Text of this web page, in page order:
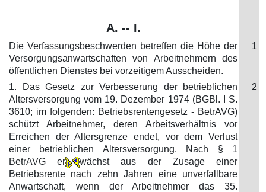
A. -- I.
Die Verfassungsbeschwerden betreffen die Höhe der
Versorgungsanwartschaften von Arbeitnehmern des
öffentlichen Dienstes bei vorzeitigem Ausscheiden.
1
1. Das Gesetz zur Verbesserung der betrieblichen
Altersversorgung vom 19. Dezember 1974 (BGBl. I S.
3610; im folgenden: Betriebsrentengesetz - BetrAVG)
schützt Arbeitnehmer, deren Arbeitsverhältnis vor
Erreichen der Altersgrenze endet, vor dem Verlust
einer betrieblichen Altersversorgung. Nach § 1
BetrAVG er
wächst aus der Zusage einer
Betriebsrente nach zehn Jahren eine unverfallbare
Anwartschaft, wenn der Arbeitnehmer das 35.
2